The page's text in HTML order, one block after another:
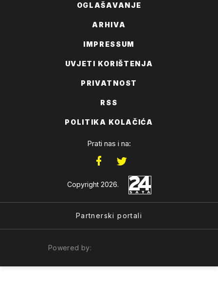
OGLAŠAVANJE
ARHIVA
IMPRESSUM
UVJETI KORIŠTENJA
PRIVATNOST
RSS
POLITIKA KOLAČIĆA
Prati nas i na:
Copyright 2026.
Partnerski portali
Powered by: